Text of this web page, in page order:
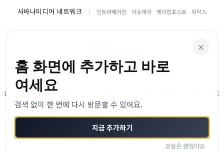
사바나미디어 네트워크 인트라매거진 이슈데이 케이팝포스트 위닥스
인트라매거진의 모든 콘텐츠(기사)는 저작권법의 보호를 받으며, 무단 전재, 복사, 배포
등을 금합니다.
© 2024–2026 인트라매거진. All Rights Reserved
×
홈 화면에 추가하고 바로
여세요
검색 없이 한 번에 다시 방문할 수 있어요.
지금 추가하기
오늘은 괜찮아요